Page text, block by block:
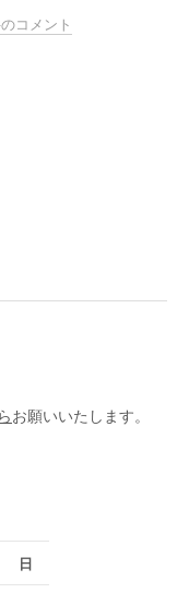
コメント
お願いいたします。
日